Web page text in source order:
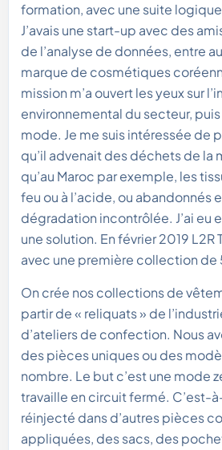
formation, avec une suite
J’avais une start-up avec des
de l’analyse de données, entre
marque de cosmétiques
mission m’a ouvert les yeux sur
environnemental du secteur,
mode. Je me suis intéressée de
qu’il advenait des déchets de la
qu’au Maroc par exemple, les
feu ou à l’acide, ou abandonnés
dégradation incontrôlée. J’ai eu
une solution. En février 2019 L2R
avec une première collection de
On crée nos collections de
partir de « reliquats » de
d’ateliers de confection. Nous
des pièces uniques ou des
nombre. Le but c’est une mode
travaille en circuit fermé. C’est-
réinjecté dans d’autres pièces
appliquées, des sacs, des